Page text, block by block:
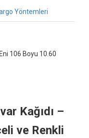
Yöntemleri
106 Boyu 10.60
Kağıdı –
ve Renkli